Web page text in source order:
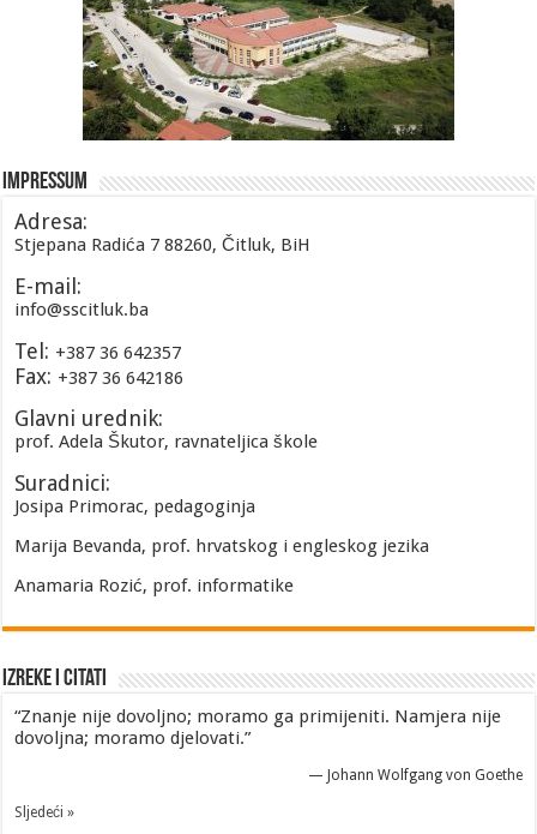
Impressum
Adresa:
Stjepana Radića 7 88260, Čitluk, BiH
E-mail:
info@sscitluk.ba
Tel: +387 36 642357
Fax: +387 36 642186
Glavni urednik:
prof. Adela Škutor, ravnateljica škole
Suradnici:
Josipa Primorac, pedagoginja
Marija Bevanda, prof. hrvatskog i engleskog jezika
Anamaria Rozić, prof. informatike
Izreke i Citati
“Znanje nije dovoljno; moramo ga primijeniti. Namjera nije
dovoljna; moramo djelovati.”
— Johann Wolfgang von Goethe
Sljedeći »